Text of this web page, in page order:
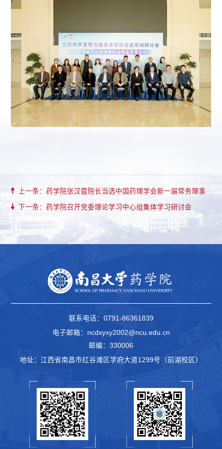
上一条：药学院张汉霆院长当选中国药理学会新一届常务理事
下一条：药学院召开党委理论学习中心组集体学习研讨会
联系电话：0791-86361839
电子邮箱：ncdxyxy2002@ncu.edu.cn
邮编：330006
地址：江西省南昌市红谷滩区学府大道1299号（前湖校区）